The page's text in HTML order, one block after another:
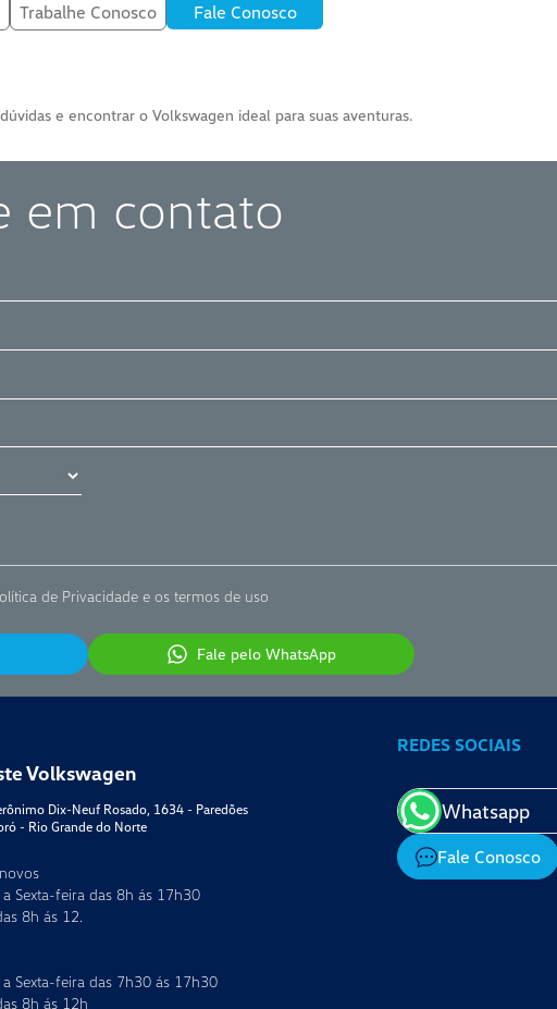
Trabalhe Conosco Fale Conosco
e encontrar o Volkswagen ideal para suas aventuras.
em contato
de Privacidade e os termos de uso
Fale pelo WhatsApp
Volkswagen
Dix-Neuf Rosado, 1634 - Paredões
- Rio Grande do Norte
a Sexta-feira das 8h ás 17h30
8h ás 12.
a Sexta-feira das 7h30 ás 17h30
8h ás 12h
REDES SOCIAIS
Whatsapp
Fale Conosco